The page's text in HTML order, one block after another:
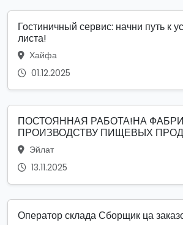
Гостиничный сервис: начни путь к
листа!
Хайфа
01.12.2025
ПОСТОЯННАЯ РАБОТА!НА
ПРОИЗВОДСТВУ ПИЩЕВЫХ
Эйлат
13.11.2025
Оператор склада Сборщик ца